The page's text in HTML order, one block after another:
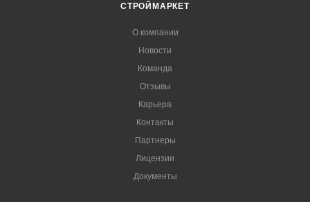
СТРОЙМАРКЕТ
О компании
Новости
Команда
Отзывы
Карьера
Контакты
Партнеры
Лицензии
Документы